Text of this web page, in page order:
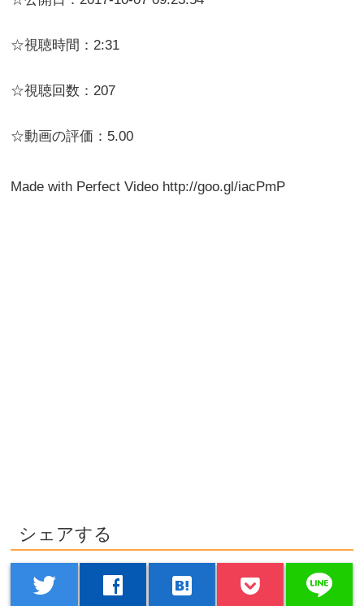
☆視聴時間：2:31
☆視聴回数：207
☆動画の評価：5.00
Made with Perfect Video http://goo.gl/iacPmP
シェアする
twitter facebook hatenabookmark line